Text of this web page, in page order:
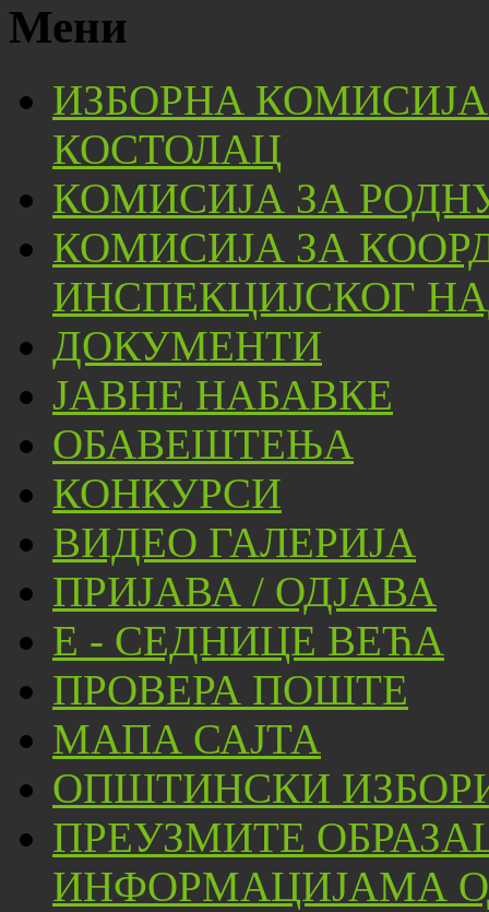
Мени
ИЗБОРНА
КОСТОЛАЦ
КОМИСИЈА ЗА
КОМИСИЈА ЗА
ИНСПЕКЦИЈСКОГ
ДОКУМЕНТИ
ЈАВНЕ НАБАВКЕ
ОБАВЕШТЕЊА
КОНКУРСИ
ВИДЕО ГАЛЕРИЈА
ПРИЈАВА / ОДЈАВА
Е - СЕДНИЦЕ ВЕЋА
ПРОВЕРА ПОШТЕ
МАПА САЈТА
ОПШТИНСКИ
ПРЕУЗМИТЕ
ИНФОРМАЦИЈАМА